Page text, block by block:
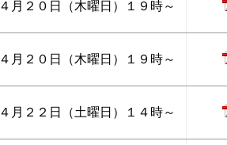
４月２０日（木曜日）１９時～
４月２０日（木曜日）１９時～
４月２２日（土曜日）１４時～